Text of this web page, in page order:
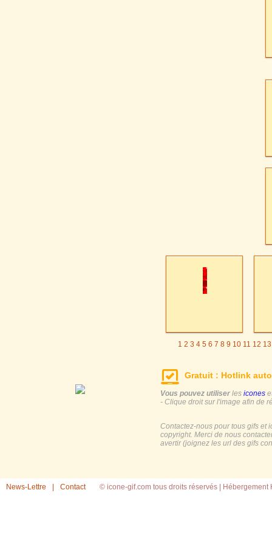
1 2 3 4 5 6 7 8 9 10 11 12 13
Gratuit : Hotlink
Vous pouvez utiliser les icones
- Clique droit sur l'image afin de
Contactez-nous pour tous gifs et
copyright. Merci de nous
avertir (joignez les url des gifs
News-Lettre Contact © icone-gif.com tous droits réservés | Hébergement